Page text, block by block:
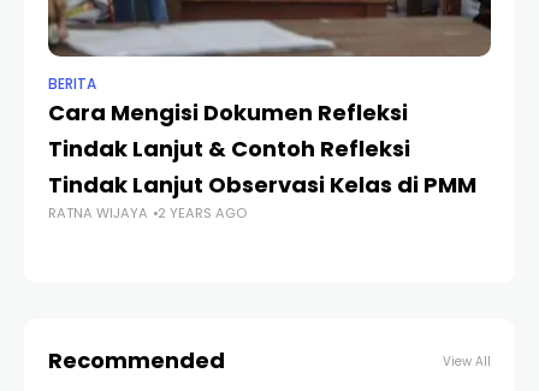
BERITA
Cara Mengisi Dokumen Refleksi
Tindak Lanjut & Contoh Refleksi
Tindak Lanjut Observasi Kelas di PMM
RATNA WIJAYA 2 YEARS AGO
Recommended View All